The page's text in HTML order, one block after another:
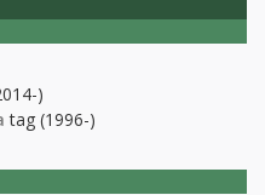
)
tag (1996-)